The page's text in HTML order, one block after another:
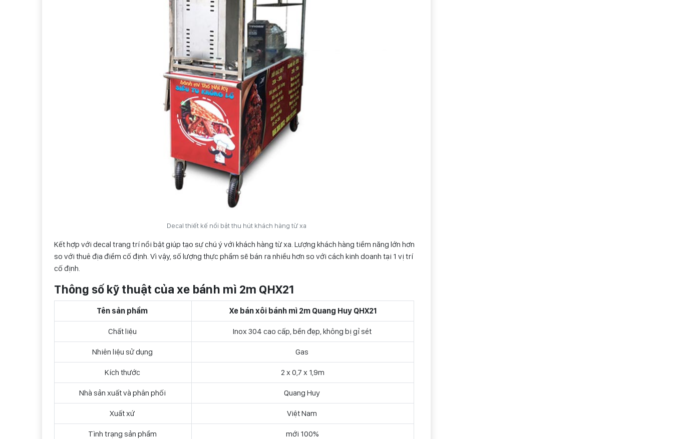
Decal thiết kế nổi bật thu hút khách hàng từ xa
Kết hợp với decal trang trí nổi bật giúp tạo sự chú ý với khách hàng từ xa. Lượng khách hàng tiềm năng lớn hơn
so với thuê địa điểm cố định. Vì vậy, số lượng thực phẩm sẽ bán ra nhiều hơn so với cách kinh doanh tại 1 vị trí
cố định.
Thông số kỹ thuật của xe bánh mì 2m QHX21
Tên sản phẩm Xe bán xôi bánh mì 2m Quang Huy QHX21
Chất liệu Inox 304 cao cấp, bền đẹp, không bị gỉ sét
Nhiên liệu sử dụng Gas
Kích thước 2 x 0,7 x 1,9m
Nhà sản xuất và phân phối Quang Huy
Xuất xứ Việt Nam
Tình trạng sản phẩm mới 100%